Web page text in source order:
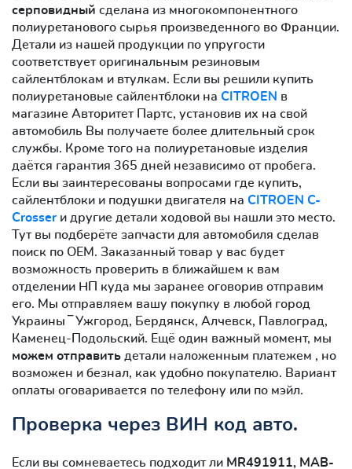
серповидный сделана из многокомпонентного
полиуретанового сырья произведенного во Франции.
Детали из нашей продукции по упругости
соответствует оригинальным резиновым
сайлентблокам и втулкам. Если вы решили купить
полиуретановые сайлентблоки на CITROEN в
магазине Авторитет Партс, установив их на свой
автомобиль Вы получаете более длительный срок
службы. Кроме того на полиуретановые изделия
даётся гарантия 365 дней независимо от пробега.
Если вы заинтересованы вопросами где купить,
сайлентблоки и подушки двигателя на CITROEN C-
Crosserи другие детали ходовой вы нашли это место.
Тут вы подберёте запчасти для автомобиля сделав
поиск по OEM. Заказанный товар у вас будет
возможность проверить в ближайшем к вам
отделении НП куда мы заранее оговорив отправим
его. Мы отправляем вашу покупку в любой город
Украины ‾ Ужгород, Бердянск, Алчевск, Павлоград,
Каменец-Подольский. Ещё один важный момент, мы
можем отправить детали наложенным платежем , но
возможен и безнал, как удобно покупателю. Вариант
оплаты оговаривается по телефону или по мэйл.
Проверка через ВИН код авто.
Если вы сомневаетесь подходит ли MR491911, MAB-